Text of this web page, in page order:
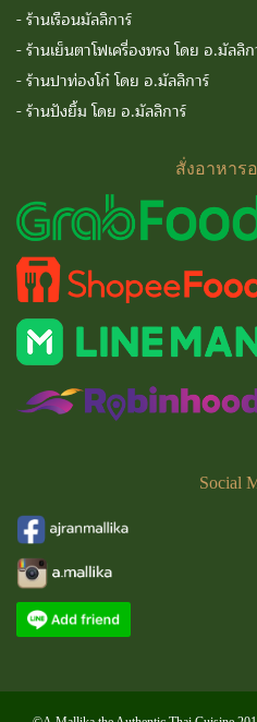
-ร้านเรือนมัลลิการ์
-ร้านเย็นตาโฟเครื่องทรง โดย อ.มัลลิก
-ร้านปาท่องโก๋ โดย อ.มัลลิการ์
-ร้านปังยิ้ม โดย อ.มัลลิการ์
สั่งอาหาร
Social